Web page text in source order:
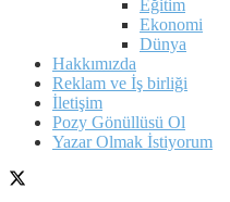
Eğitim
Ekonomi
Dünya
Hakkımızda
Reklam ve İş birliği
İletişim
Pozy Gönüllüsü Ol
Yazar Olmak İstiyorum